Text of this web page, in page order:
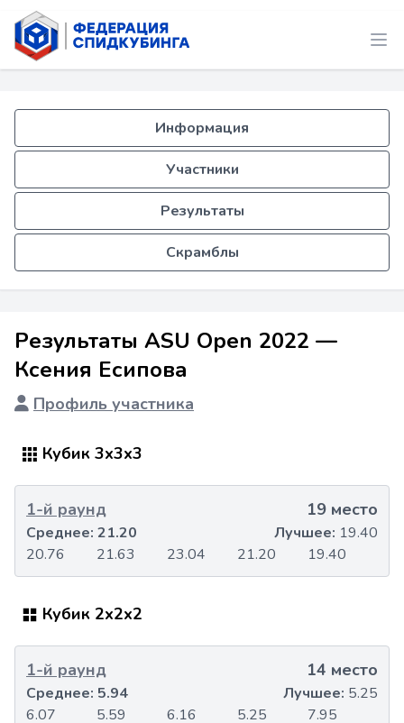
Информация
Участники
Результаты
Скрамблы
Результаты ASU Open 2022 —
Ксения Есипова
Профиль участника
Кубик 3x3x3
1-й раунд 19 место
20.76 21.63 23.04 21.20 19.40
Среднее: 21.20 Лучшее: 19.40
Кубик 2x2x2
1-й раунд 14 место
6.07 5.59 6.16 5.25 7.95
Среднее: 5.94 Лучшее: 5.25